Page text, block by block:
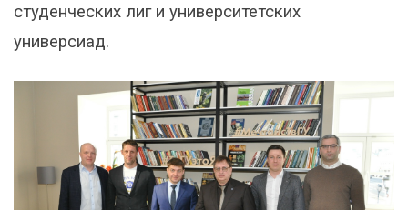
студенческих лиг и университетских
универсиад.